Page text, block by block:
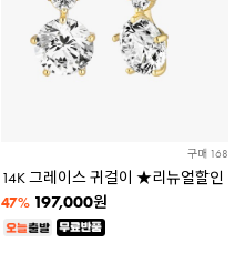
구매 168
14K 그레이스 귀걸이 ★리뉴얼할인
47% 197,000원